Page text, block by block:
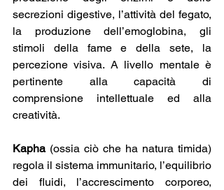
secrezioni digestive, l’attività del fegato,
la produzione dell’emoglobina, gli
stimoli della fame e della sete, la
percezione visiva. A livello mentale è
pertinente alla capacità di
comprensione intellettuale ed alla
creatività.
Kapha (ossia ciò che ha natura timida)
regola il sistema immunitario, l’equilibrio
dei fluidi, l’accrescimento corporeo,